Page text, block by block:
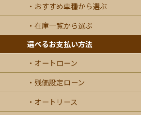
おすすめ車種から選ぶ
在庫一覧から選ぶ
選べるお支払い方法
オートローン
残価設定ローン
オートリース